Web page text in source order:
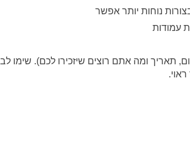
נוחות יותר אפשר
עמודות
תאריך ומה אתם רוצים שיזכירו לכם). שימו לב